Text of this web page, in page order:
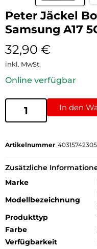
Peter Jäckel
Samsung A17
32,90 €
inkl. MwSt.
Online verfügbar
In den
Artikelnummer
Zusätzliche
Marke
Modellbezeichnung
Produkttyp
Farbe
Verfügbarkeit